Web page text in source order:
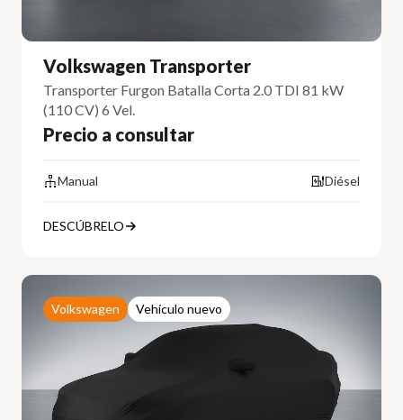
Volkswagen Transporter
Transporter Furgon Batalla Corta 2.0 TDI 81 kW
(110 CV) 6 Vel.
Precio a consultar
Manual Diésel
DESCÚBRELO
Volkswagen Vehículo nuevo